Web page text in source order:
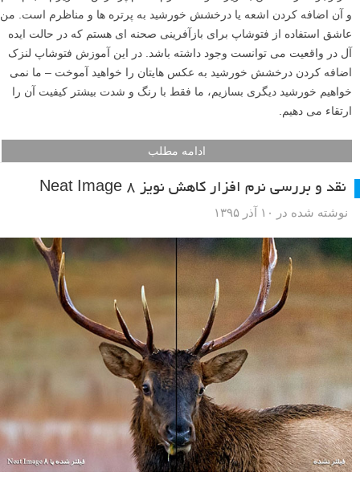
و آن اضافه کردن اشعه یا درخشش خورشید به پرتره ها و مناظرم است. من
عاشق استفاده از فتوشاپ برای بازآفرینی صحنه ای هستم که در حالت ایده
آل در واقعیت می توانست وجود داشته باشد. در این آموزش فتوشاپ لنزک
اضافه کردن درخشش خورشید به عکس هایتان را خواهید آموخت – ما نمی
خواهیم خورشید دیگری بسازیم، ما فقط با رنگ و شدت بیشتر کیفیت آن را
ارتقاء می دهیم.
ادامه مطلب
نقد و بررسی نرم افزار کاهش نویز Neat Image 8
نوشته شده در ۱۰ آذر ۱۳۹۵